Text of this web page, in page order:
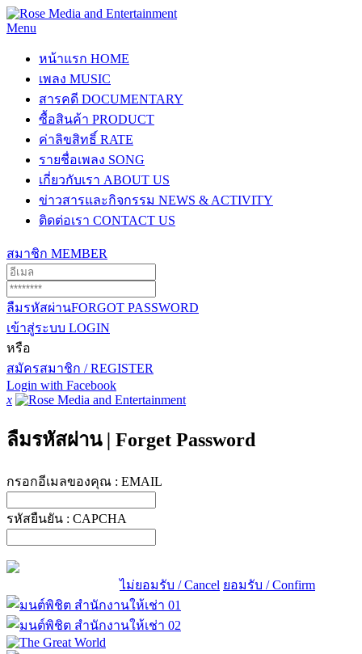
Menu
หน้าแรก HOME
เพลง MUSIC
สารคดี DOCUMENTARY
ซื้อสินค้า PRODUCT
ค่าลิขสิทธิ์ RATE
รายชื่อเพลง SONG
เกี่ยวกับเรา ABOUT US
ข่าวสารและกิจกรรม NEWS & ACTIVITY
ติดต่อเรา CONTACT US
สมาชิก MEMBER
ลืมรหัสผ่านFORGOT PASSWORD
เข้าสู่ระบบ LOGIN
หรือ
สมัครสมาชิก / REGISTER
Login with Facebook
x
ลืมรหัสผ่าน | Forget Password
กรอกอีเมลของคุณ : EMAIL
รหัสยืนยัน : CAPCHA
ไม่ยอมรับ / Cancel ยอมรับ / Confirm